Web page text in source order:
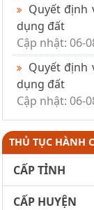
Quyết định
dụng đất
Cập nhật: 06-
Quyết định
dụng đất
Cập nhật: 06-
THỦ TỤC HÀNH
CẤP TỈNH
CẤP HUYỆN